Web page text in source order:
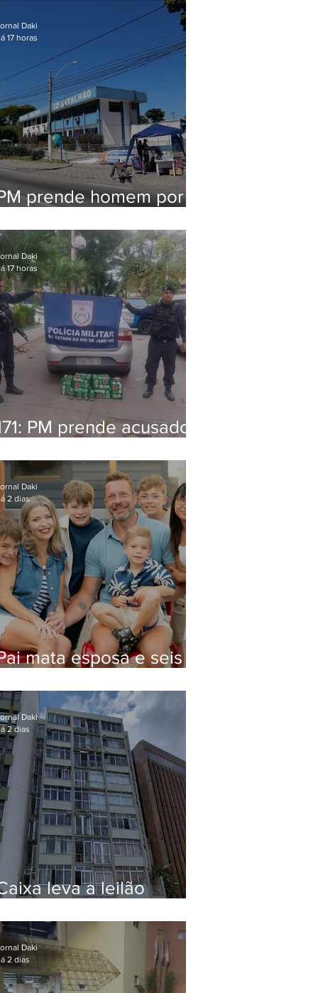
Maricá
prende homem por
Daki
17 horas
PM prende acusado
de Niterói
Daki
17 horas
mata esposa e seis
Daki
2 dias
leva a leilão
em Botafogo
Daki
2 dias
Daki
2 dias